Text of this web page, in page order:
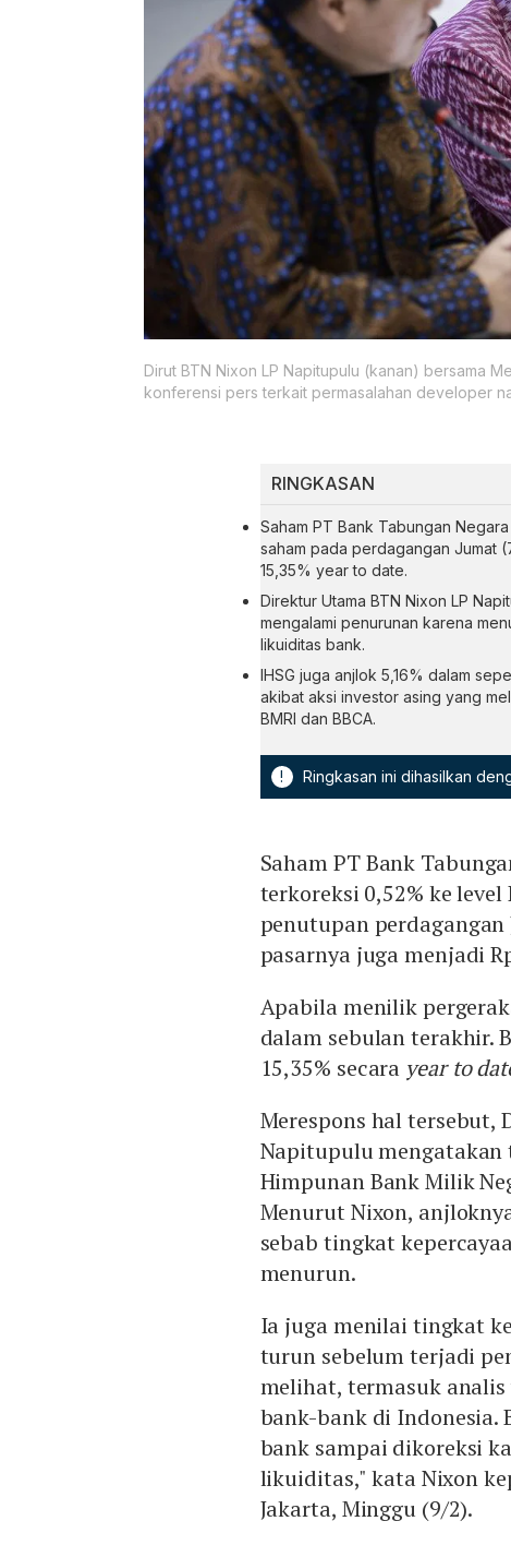
Dirut BTN Nixon LP Napitupulu (kanan) bersama
konferensi pers terkait permasalahan developer
RINGKASAN
Saham PT Bank Tabungan
saham pada perdagangan Jumat
15,35% year to date.
Direktur Utama BTN Nixon LP
mengalami penurunan karena
likuiditas bank.
IHSG juga anjlok 5,16% dalam
akibat aksi investor asing yang
BMRI dan BBCA.
! Ringkasan ini dihasilkan
Saham PT Bank
terkoreksi 0,52% ke
penutupan
pasarnya juga menjadi
Apabila menilik
dalam sebulan terakhir.
15,35% secara year to
Merespons hal tersebut,
Napitupulu mengatakan
Himpunan Bank Milik
Menurut Nixon,
sebab tingkat
menurun.
Ia juga menilai tingkat
turun sebelum terjadi
melihat, termasuk analis
bank-bank di Indonesia.
bank sampai dikoreksi
likuiditas," kata Nixon
Jakarta, Minggu (9/2).